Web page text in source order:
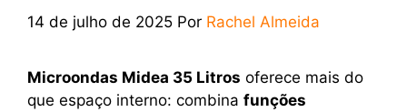
14 de julho de 2025 Por Rachel Almeida
Microondas Midea 35 Litros oferece mais do
que espaço interno: combina funções